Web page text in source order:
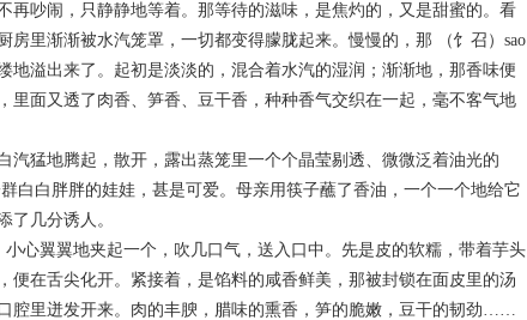
吵闹，只静静地等着。那等待的滋味，是焦灼的，又是甜蜜的。看
房里渐渐被水汽笼罩，一切都变得朦胧起来。慢慢的，那 （饣召）sao
地溢出来了。起初是淡淡的，混合着水汽的湿润；渐渐地，那香味便
里面又透了肉香、笋香、豆干香，种种香气交织在一起，毫不客气地
猛地腾起，散开，露出蒸笼里一个个晶莹剔透、微微泛着油光的
群白白胖胖的娃娃，甚是可爱。母亲用筷子蘸了香油，一个一个地给它
了几分诱人。
心翼翼地夹起一个，吹几口气，送入口中。先是皮的软糯，带着芋头
便在舌尖化开。紧接着，是馅料的咸香鲜美，那被封锁在面皮里的汤
腔里迸发开来。肉的丰腴，腊味的熏香，笋的脆嫩，豆干的韧劲……